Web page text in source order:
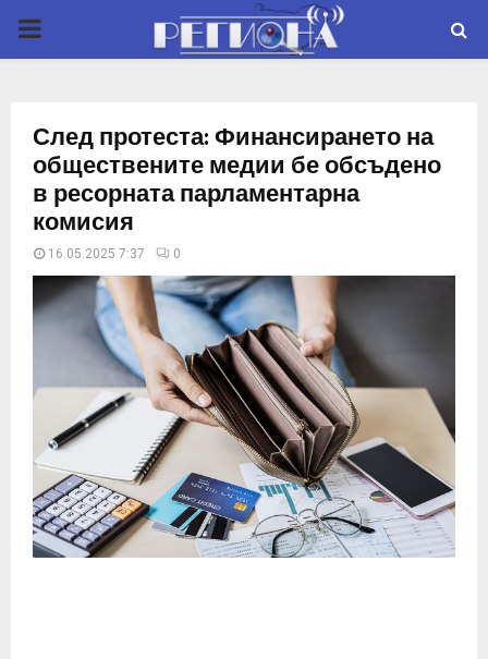
P
M
A
R
E
N
След протеста: Финансирането на
обществените медии бе обсъдено
в ресорната парламентарна
комисия
16.05.2025 7:37 0